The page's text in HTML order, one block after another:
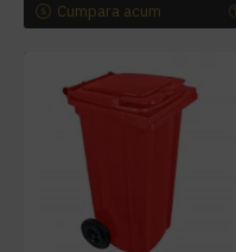
Cumpara acum